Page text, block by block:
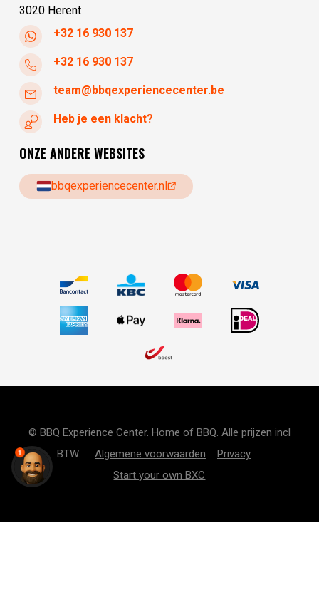
3020 Herent
+32 16 930 137
+32 16 930 137
team@bbqexperiencecenter.be
Heb je een klacht?
ONZE ANDERE WEBSITES
bbqexperiencecenter.nl
© BBQ Experience Center. Home of BBQ. Alle prijzen incl
BTW. Algemene voorwaarden
Privacy
Start your own BXC
1